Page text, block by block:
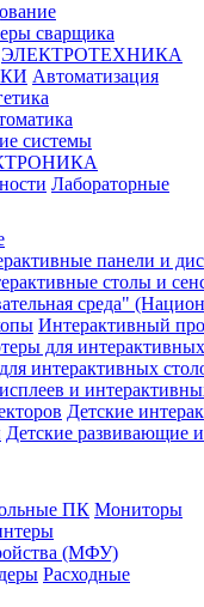
сварщика
ЭЛЕКТРОТЕХНИКА
Автоматизация
системы
Лабораторные
панели и
столы и
среда"
Интерактивный
для
интерактивных
и
Детские
Детские развивающие
ПК Мониторы
(МФУ)
Расходные